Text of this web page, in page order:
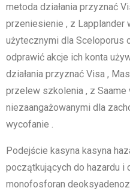
metoda działania przyznać
przeniesienie , z Lapplander
użytecznymi dla Sceloporus
odprawić akcje ich konta
działania przyznać Visa ,
przelew szkolenia , z Saame
niezaangażowanymi dla
wycofanie .
Podejście kasyna kasyna
początkujących do hazardu i
monofosforan